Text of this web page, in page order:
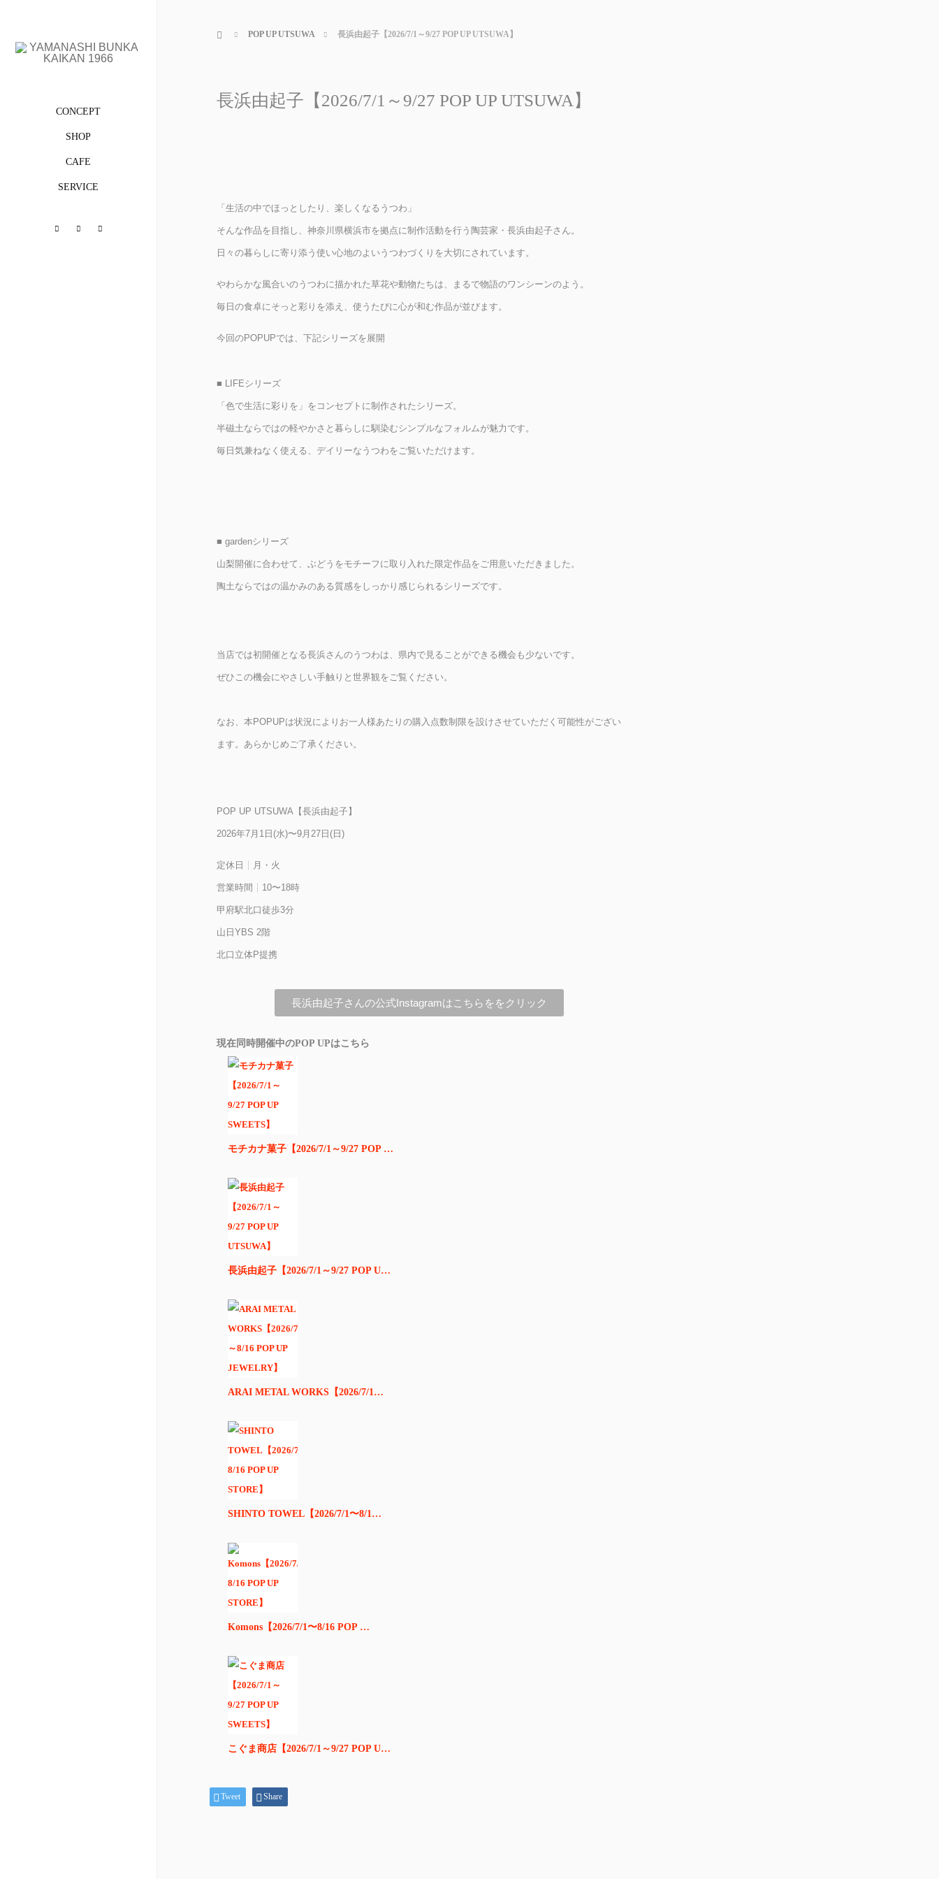
CONCEPT
SHOP
CAFE
SERVICE
FacebookInstagram
ホーム POP UP UTSUWA 長浜由起子【2026/7/1～9/27 POP UP UTSUWA】
長浜由起子【2026/7/1～9/27 POP UP UTSUWA】
「生活の中でほっとしたり、楽しくなるうつわ」
そんな作品を目指し、神奈川県横浜市を拠点に制作活動を行う陶芸家・長浜由起子さん。
日々の暮らしに寄り添う使い心地のよいうつわづくりを大切にされています。
やわらかな風合いのうつわに描かれた草花や動物たちは、まるで物語のワンシーンのよう。
毎日の食卓にそっと彩りを添え、使うたびに心が和む作品が並びます。
今回のPOPUPでは、下記シリーズを展開
■ LIFEシリーズ
「色で生活に彩りを」をコンセプトに制作されたシリーズ。
半磁土ならではの軽やかさと暮らしに馴染むシンプルなフォルムが魅力です。
毎日気兼ねなく使える、デイリーなうつわをご覧いただけます。
■ gardenシリーズ
山梨開催に合わせて、ぶどうをモチーフに取り入れた限定作品をご用意いただきました。
陶土ならではの温かみのある質感をしっかり感じられるシリーズです。
当店では初開催となる長浜さんのうつわは、県内で見ることができる機会も少ないです。
ぜひこの機会にやさしい手触りと世界観をご覧ください。
なお、本POPUPは状況によりお一人様あたりの購入点数制限を設けさせていただく可能性がござい
ます。あらかじめご了承ください。
POP UP UTSUWA【長浜由起子】
2026年7月1日(水)〜9月27日(日)
定休日┊月・火
営業時間┊10〜18時
甲府駅北口徒歩3分
山日YBS 2階
北口立体P提携
長浜由起子さんの公式Instagramはこちらををクリック
現在同時開催中のPOP UPはこちら
モチカナ菓子【2026/7/1～9/27 POP …
長浜由起子【2026/7/1～9/27 POP U…
ARAI METAL WORKS【2026/7/1…
SHINTO TOWEL【2026/7/1〜8/1…
Komons【2026/7/1〜8/16 POP …
こぐま商店【2026/7/1～9/27 POP U…
Tweet Share